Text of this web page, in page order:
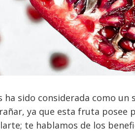
ha sido considerada como
ya que esta fruta posee
te hablamos de los